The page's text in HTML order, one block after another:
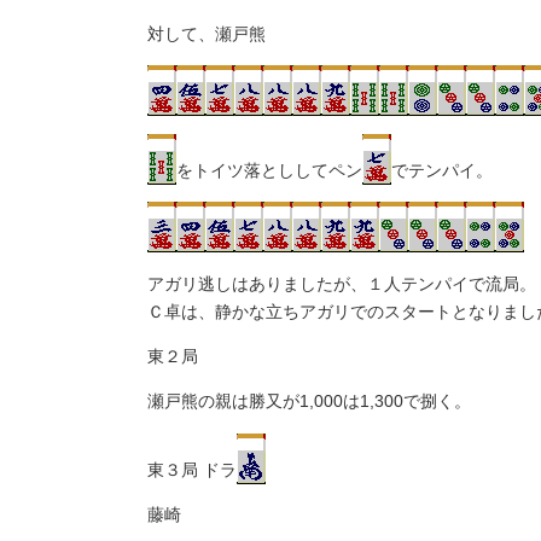
対して、瀬戸熊
をトイツ落とししてペン でテンパイ。
アガリ逃しはありましたが、１人テンパイで流局。
Ｃ卓は、静かな立ちアガリでのスタートとなりまし
東２局
瀬戸熊の親は勝又が1,000は1,300で捌く。
東３局 ドラ
藤崎